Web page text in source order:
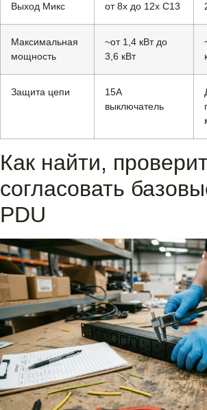
Выход Микс от 8x до 12x C13
Максимальная
мощность
~от 1,4 кВт до
3,6 кВт
Защита цепи
15А
выключатель
Как найти,
согласовать
PDU